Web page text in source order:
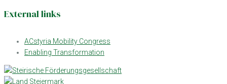
External links
ACstyria Mobility Congress
Enabling Transformation